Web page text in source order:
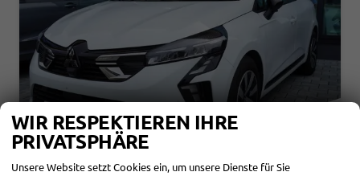
WIR RESPEKTIEREN IHRE
PRIVATSPHÄRE
Unsere Website setzt Cookies ein, um unsere Dienste für Sie